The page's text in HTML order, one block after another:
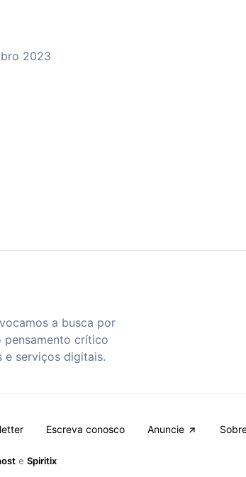
2023
a busca por
pensamento crítico
e serviços digitais.
Escreva conosco Anuncie
e Spiritix